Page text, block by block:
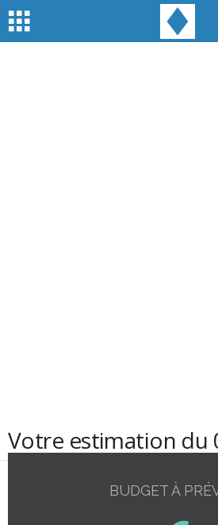
Votre estimation du
BUDGET À